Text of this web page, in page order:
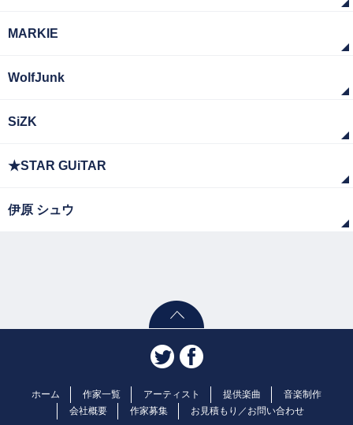
MARKIE
WolfJunk
SiZK
★STAR GUiTAR
伊原 シュウ
ホーム 作家一覧 アーティスト 提供楽曲
音楽制作
会社概要
作家募集 お見積もり／お問い合わせ